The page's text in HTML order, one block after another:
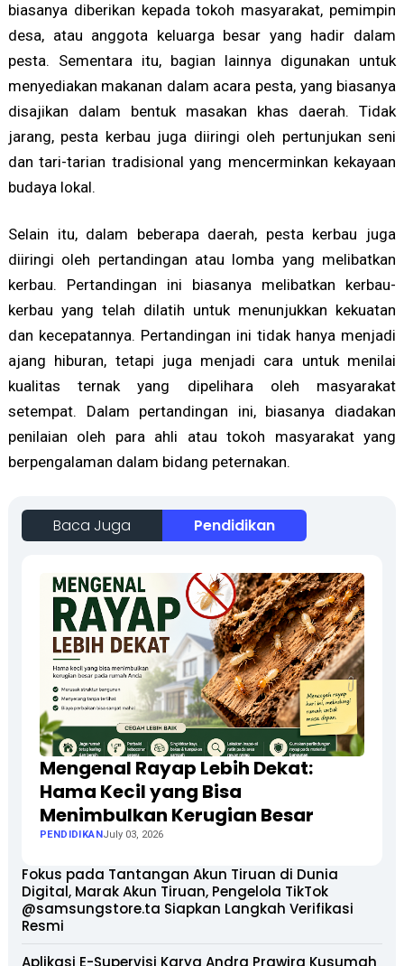
biasanya diberikan kepada tokoh masyarakat, pemimpin
desa, atau anggota keluarga besar yang hadir dalam
pesta. Sementara itu, bagian lainnya digunakan untuk
menyediakan makanan dalam acara pesta, yang biasanya
disajikan dalam bentuk masakan khas daerah. Tidak
jarang, pesta kerbau juga diiringi oleh pertunjukan seni
dan tari-tarian tradisional yang mencerminkan kekayaan
budaya lokal.
Selain itu, dalam beberapa daerah, pesta kerbau juga
diiringi oleh pertandingan atau lomba yang melibatkan
kerbau. Pertandingan ini biasanya melibatkan kerbau-
kerbau yang telah dilatih untuk menunjukkan kekuatan
dan kecepatannya. Pertandingan ini tidak hanya menjadi
ajang hiburan, tetapi juga menjadi cara untuk menilai
kualitas ternak yang dipelihara oleh masyarakat
setempat. Dalam pertandingan ini, biasanya diadakan
penilaian oleh para ahli atau tokoh masyarakat yang
berpengalaman dalam bidang peternakan.
Baca Juga Pendidikan
Mengenal Rayap Lebih Dekat:
Hama Kecil yang Bisa
Menimbulkan Kerugian Besar
PENDIDIKANJuly 03, 2026
Fokus pada Tantangan Akun Tiruan di Dunia
Digital, Marak Akun Tiruan, Pengelola TikTok
@samsungstore.ta Siapkan Langkah Verifikasi
Resmi
Aplikasi E-Supervisi Karya Andra Prawira Kusumah